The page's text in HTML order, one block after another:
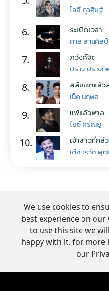
โจอี้ ภูวศิษฐ์
6. ระเบิดเวลา
ศาล สานศิลป์
7. ภวังค์จิต
ปราง ปรางทิ
8. สิลืมเขาแล้ว
เน็ค นฤพล
9. แพ้แล้วพาล
ไอซ์ ศรัณยู
10. เจ้าสาวที่กลั
เต๋อ เรวัต พุท
We use cookies to
best experience on
to use this site we
happy with it. for more
our